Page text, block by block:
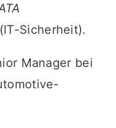
(IT-Sicherheit).
Manager bei